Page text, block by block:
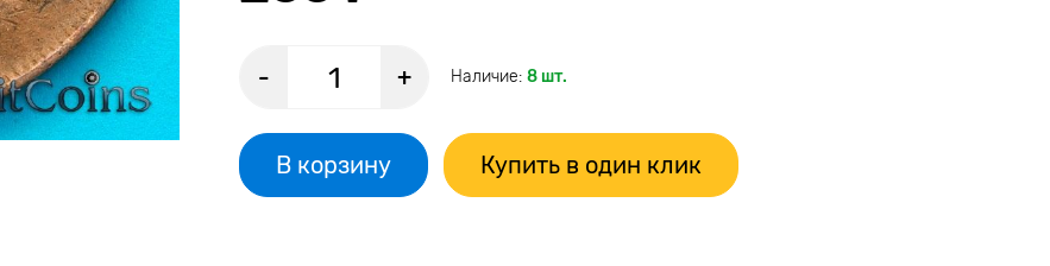
- + Наличие: 8 шт.
В корзину Купить в один клик